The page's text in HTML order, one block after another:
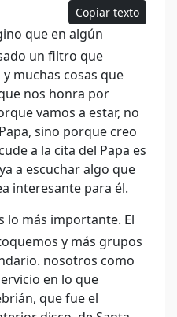
Copiar texto
que en algún
un filtro que
muchas cosas que
nos honra por
vamos a estar, no
sino porque creo
a la cita del Papa es
a escuchar algo que
interesante para él.
lo más importante. El
y más grupos
nosotros como
en lo que
que fue el